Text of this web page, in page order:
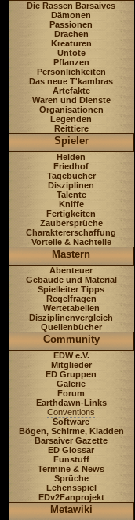
Die Rassen Barsaives
Dämonen
Passionen
Drachen
Kreaturen
Untote
Pflanzen
Persönlichkeiten
Das neue T'kambras
Artefakte
Waren und Dienste
Organisationen
Legenden
Reittiere
Spieler
Helden
Friedhof
Tagebücher
Disziplinen
Talente
Kniffe
Fertigkeiten
Zaubersprüche
Charaktererschaffung
Vorteile & Nachteile
Mastern
Abenteuer
Gebäude und Material
Spielleiter Tipps
Regelfragen
Wertetabellen
Disziplinenvergleich
Quellenbücher
Community
EDW e.V.
Mitglieder
ED Gruppen
Galerie
Forum
Earthdawn-Links
Conventions
Software
Bögen, Schirme, Kladden
Barsaiver Gazette
ED Glossar
Funstuff
Termine & News
Sprüche
Lehensspiel
EDv2Fanprojekt
Metawiki